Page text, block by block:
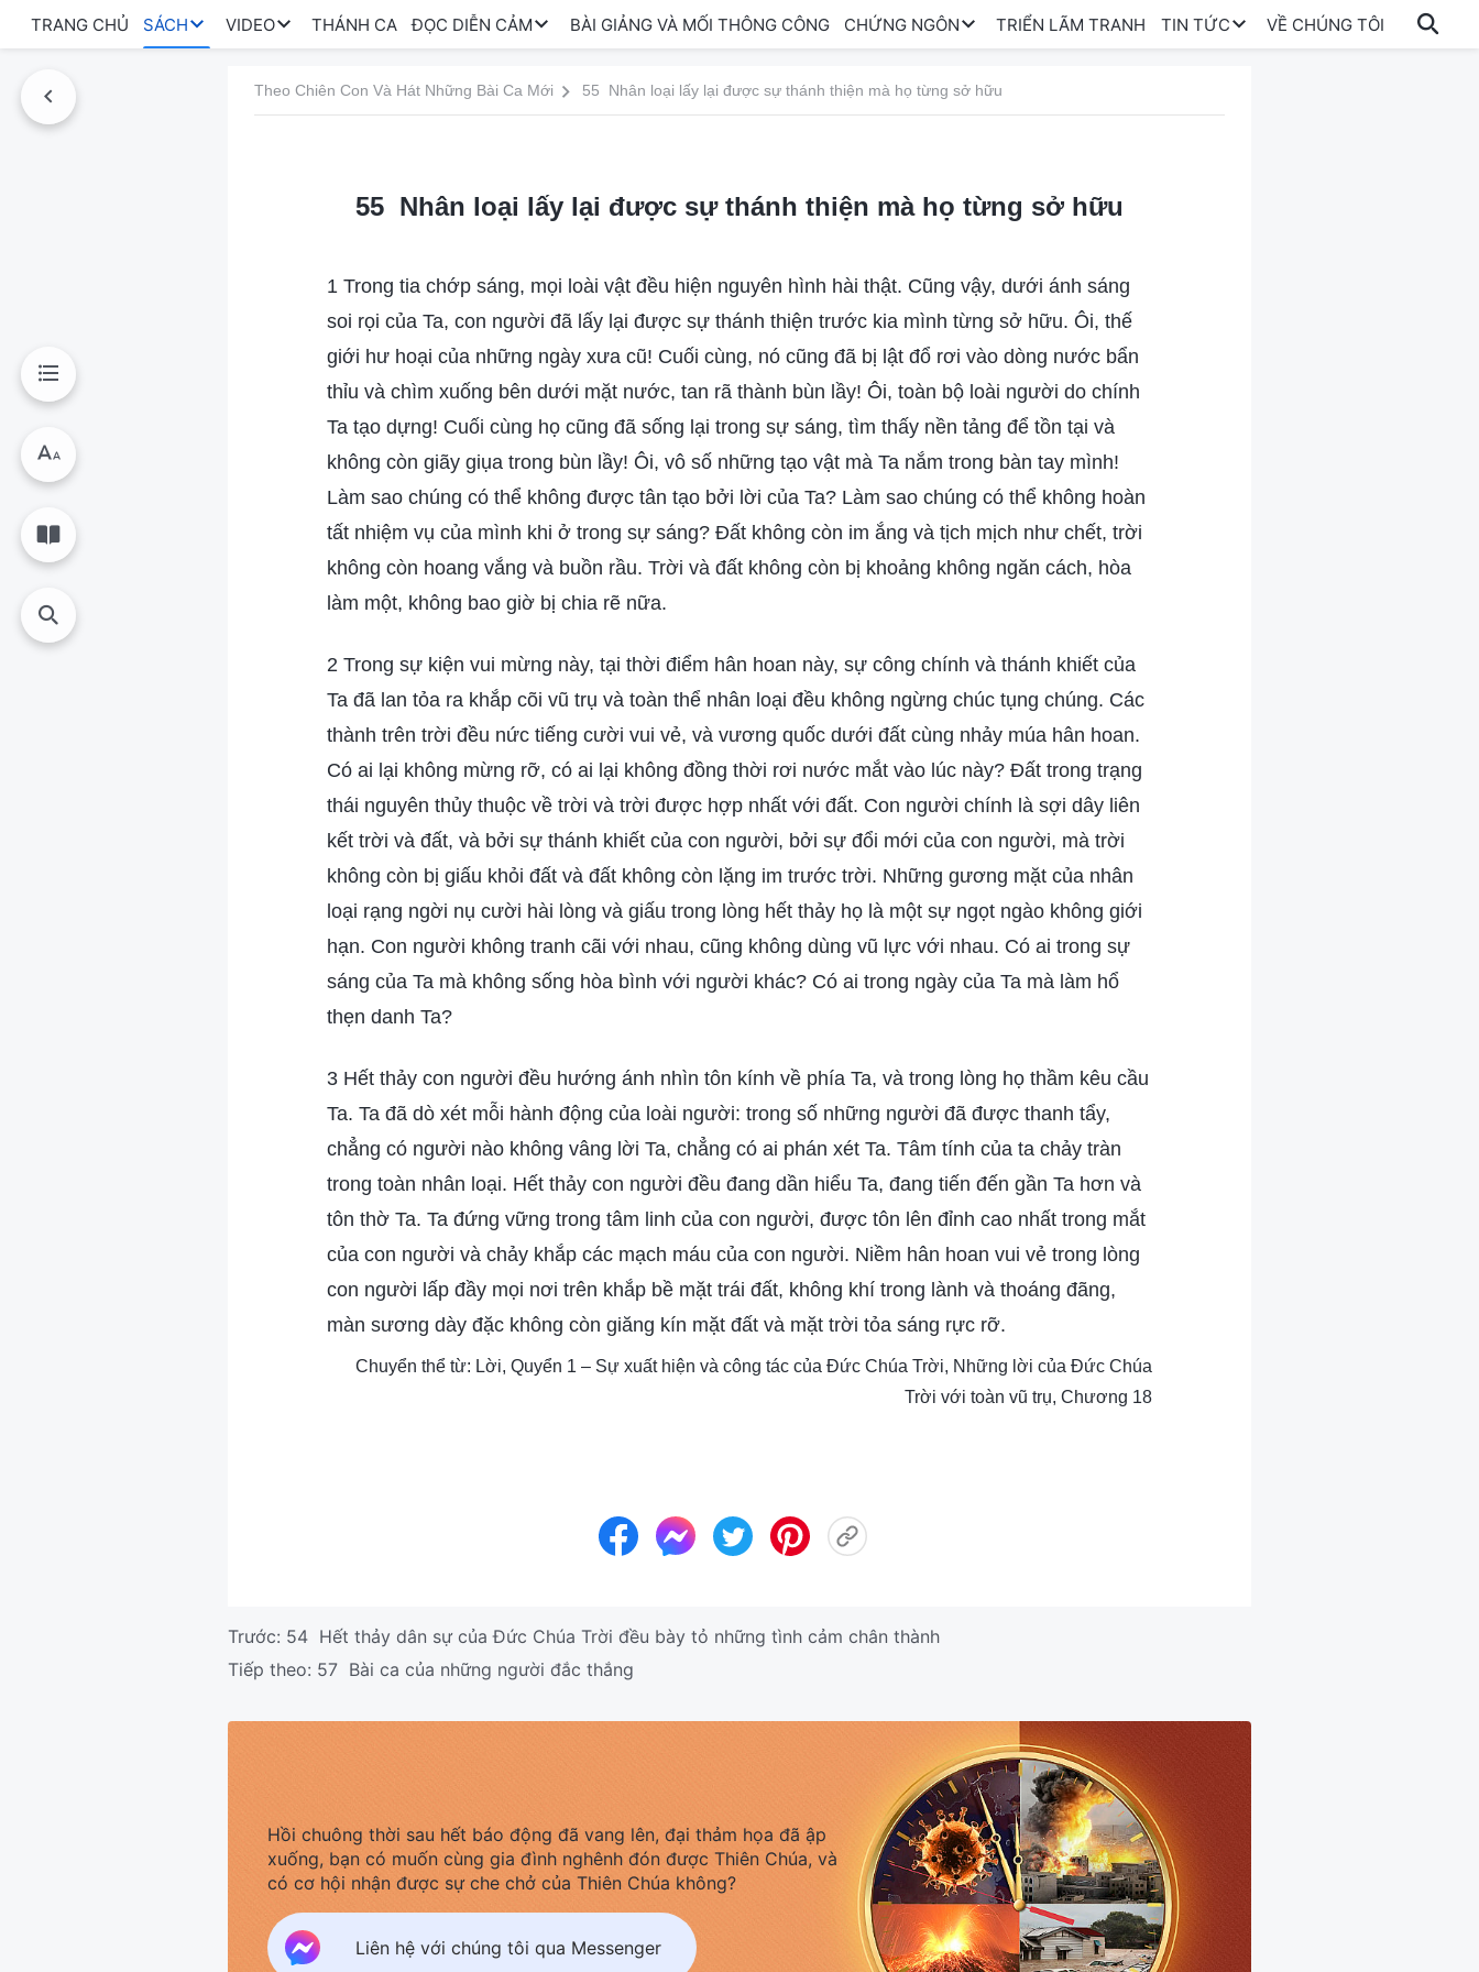
TRANG CHỦ SÁCH VIDEO THÁNH CA ĐỌC DIỄN CẢM BÀI GIẢNG VÀ MỐI THÔNG CÔNG CHỨNG NGÔN TRIỂN LÃM TRANH TIN TỨC VỀ CHÚNG TÔI
Theo Chiên Con Và Hát Những Bài Ca Mới 55 Nhân loại lấy lại được sự thánh thiện mà họ từng sở hữu
55 Nhân loại lấy lại được sự thánh thiện mà họ từng sở hữu
1 Trong tia chớp sáng, mọi loài vật đều hiện nguyên hình hài thật. Cũng vậy, dưới ánh sáng
soi rọi của Ta, con người đã lấy lại được sự thánh thiện trước kia mình từng sở hữu. Ôi, thế
giới hư hoại của những ngày xưa cũ! Cuối cùng, nó cũng đã bị lật đổ rơi vào dòng nước bẩn
thỉu và chìm xuống bên dưới mặt nước, tan rã thành bùn lầy! Ôi, toàn bộ loài người do chính
Ta tạo dựng! Cuối cùng họ cũng đã sống lại trong sự sáng, tìm thấy nền tảng để tồn tại và
không còn giãy giụa trong bùn lầy! Ôi, vô số những tạo vật mà Ta nắm trong bàn tay mình!
Làm sao chúng có thể không được tân tạo bởi lời của Ta? Làm sao chúng có thể không hoàn
tất nhiệm vụ của mình khi ở trong sự sáng? Đất không còn im ắng và tịch mịch như chết, trời
không còn hoang vắng và buồn rầu. Trời và đất không còn bị khoảng không ngăn cách, hòa
làm một, không bao giờ bị chia rẽ nữa.
2 Trong sự kiện vui mừng này, tại thời điểm hân hoan này, sự công chính và thánh khiết của
Ta đã lan tỏa ra khắp cõi vũ trụ và toàn thể nhân loại đều không ngừng chúc tụng chúng. Các
thành trên trời đều nức tiếng cười vui vẻ, và vương quốc dưới đất cùng nhảy múa hân hoan.
Có ai lại không mừng rỡ, có ai lại không đồng thời rơi nước mắt vào lúc này? Đất trong trạng
thái nguyên thủy thuộc về trời và trời được hợp nhất với đất. Con người chính là sợi dây liên
kết trời và đất, và bởi sự thánh khiết của con người, bởi sự đổi mới của con người, mà trời
không còn bị giấu khỏi đất và đất không còn lặng im trước trời. Những gương mặt của nhân
loại rạng ngời nụ cười hài lòng và giấu trong lòng hết thảy họ là một sự ngọt ngào không giới
hạn. Con người không tranh cãi với nhau, cũng không dùng vũ lực với nhau. Có ai trong sự
sáng của Ta mà không sống hòa bình với người khác? Có ai trong ngày của Ta mà làm hổ
thẹn danh Ta?
3 Hết thảy con người đều hướng ánh nhìn tôn kính về phía Ta, và trong lòng họ thầm kêu cầu
Ta. Ta đã dò xét mỗi hành động của loài người: trong số những người đã được thanh tẩy,
chẳng có người nào không vâng lời Ta, chẳng có ai phán xét Ta. Tâm tính của ta chảy tràn
trong toàn nhân loại. Hết thảy con người đều đang dần hiểu Ta, đang tiến đến gần Ta hơn và
tôn thờ Ta. Ta đứng vững trong tâm linh của con người, được tôn lên đỉnh cao nhất trong mắt
của con người và chảy khắp các mạch máu của con người. Niềm hân hoan vui vẻ trong lòng
con người lấp đầy mọi nơi trên khắp bề mặt trái đất, không khí trong lành và thoáng đãng,
màn sương dày đặc không còn giăng kín mặt đất và mặt trời tỏa sáng rực rỡ.
Chuyển thể từ: Lời, Quyển 1 – Sự xuất hiện và công tác của Đức Chúa Trời, Những lời của Đức Chúa
Trời với toàn vũ trụ, Chương 18
Trước: 54 Hết thảy dân sự của Đức Chúa Trời đều bày tỏ những tình cảm chân thành
Tiếp theo: 57 Bài ca của những người đắc thắng
Hồi chuông thời sau hết báo động đã vang lên, đại thảm họa đã ập
xuống, bạn có muốn cùng gia đình nghênh đón được Thiên Chúa, và
có cơ hội nhận được sự che chở của Thiên Chúa không?
Liên hệ với chúng tôi qua Messenger